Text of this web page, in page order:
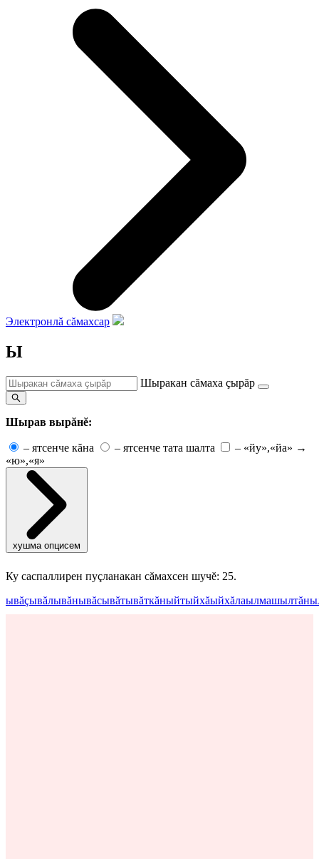
Электронлă сăмахсар
Ы
Шыракан сăмаха çырăр
Шырав вырăнĕ:
– ятсенче кăна – ятсенче тата шалта – «йу»,«йа» →
«ю»,«я»
хушма опцисем
Ку саспаллирен пуçланакан сăмахсен шучĕ: 25.
ывăçывăлывăнывăсывăтывăткăныйтыйхăыйхăлаылмашылтăн